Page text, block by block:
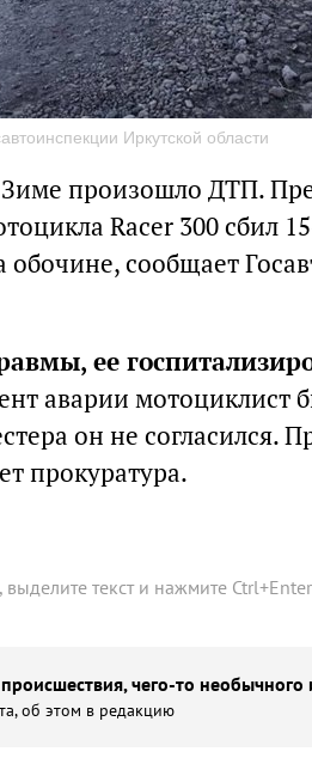
Иркутской области
произошло ДТП.
Racer 300 сбил
сообщает
ее
аварии мотоциклист
он не согласился.
прокуратура.
текст и нажмите Ctrl+Enter
чего-то необычного
об этом в редакцию